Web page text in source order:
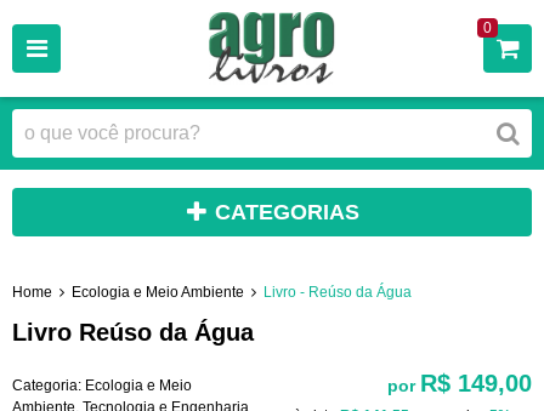
0
CATEGORIAS
Home Ecologia e Meio Ambiente Livro - Reúso da Água
Livro Reúso da Água
Categoria: Ecologia e Meio
Ambiente Tecnologia e Engenharia
por R$ 149,00